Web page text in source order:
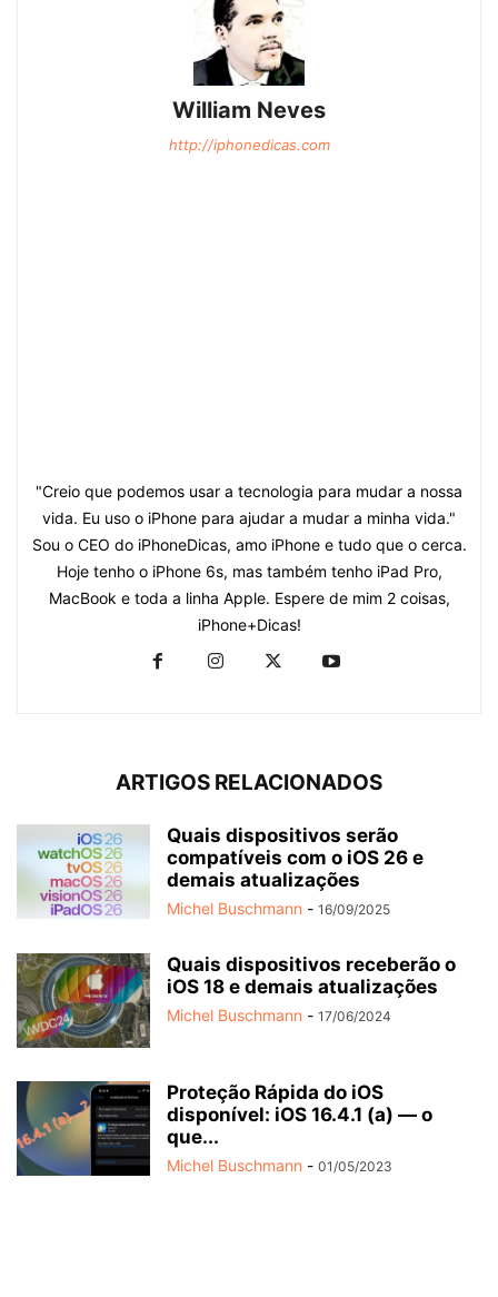
William Neves
http://iphonedicas.com
"Creio que podemos usar a tecnologia para mudar a nossa
vida. Eu uso o iPhone para ajudar a mudar a minha vida."
Sou o CEO do iPhoneDicas, amo iPhone e tudo que o cerca.
Hoje tenho o iPhone 6s, mas também tenho iPad Pro,
MacBook e toda a linha Apple. Espere de mim 2 coisas,
iPhone+Dicas!
ARTIGOS RELACIONADOS
Quais dispositivos serão
compatíveis com o iOS 26 e
demais atualizações
Michel Buschmann - 16/09/2025
Quais dispositivos receberão o
iOS 18 e demais atualizações
Michel Buschmann - 17/06/2024
Proteção Rápida do iOS
disponível: iOS 16.4.1 (a) — o
que...
Michel Buschmann - 01/05/2023